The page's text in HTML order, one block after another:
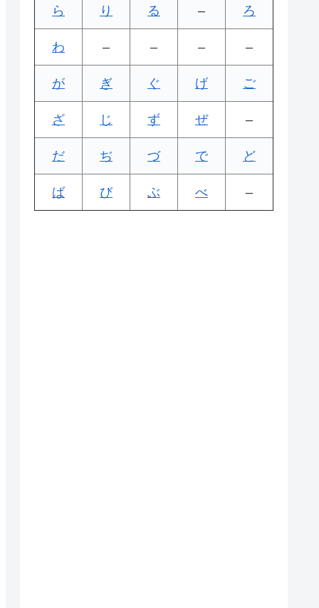
ら り る – ろ
わ – – – –
が ぎ ぐ げ ご
ざ じ ず ぜ –
だ ぢ づ で ど
ば び ぶ べ –